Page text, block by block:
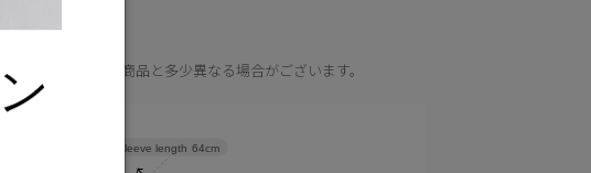
の色味が実際の商品と多少異なる場合がございます。
Sleeve length 64cm